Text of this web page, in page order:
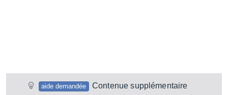
aide demandée
Contenue supplémentaire